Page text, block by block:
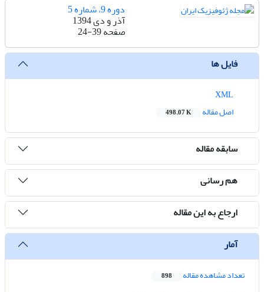
دوره 9، شماره 5
آذر و دی 1394
صفحه24-39
فایل ها
اصل مقاله
498.07 K
سابقه مقاله
هم رسانی
ارجاع به این مقاله
آمار
تعداد مشاهده مقاله 898